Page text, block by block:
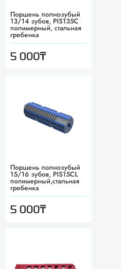
Поршень полнозубый
13/14 зубов, PIS135C
полимерный, стальная
гребенка
5 000₸
Поршень полнозубый
15/16 зубов, PIS15CL
полимерный,стальная
гребенка
5 000₸